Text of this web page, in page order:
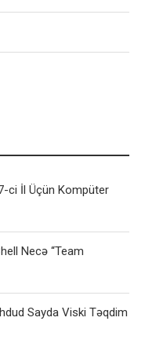
ci İl Üçün Kompüter
Necə “Team
Sayda Viski Təqdim